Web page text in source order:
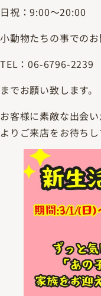
日祝：9:00～20:00
小動物たちの事でのお
TEL：06-6796-2239
までお願い致します。
お客様に素敵な出会
よりご来店をお待ちし